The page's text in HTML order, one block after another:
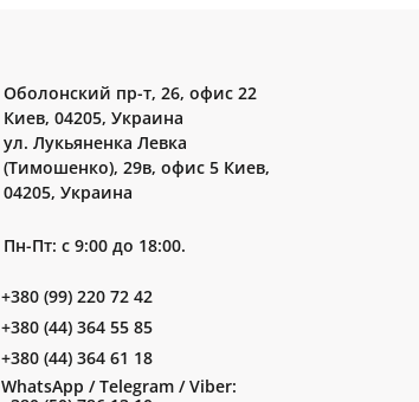
Оболонский пр-т, 26, офис 22
Киев, 04205, Украина
ул. Лукьяненка Левка
(Тимошенко), 29в, офис 5 Киев,
04205, Украина
Пн-Пт: с 9:00 до 18:00.
+380 (99) 220 72 42
+380 (44) 364 55 85
+380 (44) 364 61 18
WhatsApp / Telegram / Viber: